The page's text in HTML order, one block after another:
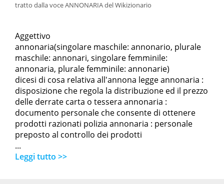
tratto dalla voce ANNONARIA del Wikizionario
Aggettivo
annonaria(singolare maschile: annonario, plurale
maschile: annonari, singolare femminile:
annonaria, plurale femminile: annonarie)
dicesi di cosa relativa all'annona legge annonaria :
disposizione che regola la distribuzione ed il prezzo
delle derrate carta o tessera annonaria :
documento personale che consente di ottenere
prodotti razionati polizia annonaria : personale
preposto al controllo dei prodotti
...
Leggi tutto >>